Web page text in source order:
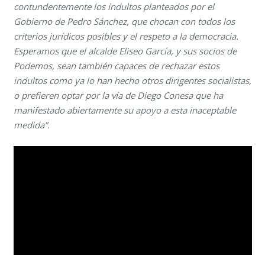
contundentemente los indultos planteados por el
Gobierno de Pedro Sánchez, que chocan con todos los
criterios jurídicos posibles y el respeto a la democracia.
Esperamos que el alcalde Eliseo García, y sus socios de
Podemos, sean también capaces de rechazar estos
indultos como ya lo han hecho otros dirigentes socialistas,
o prefieren optar por la vía de Diego Conesa que ha
manifestado abiertamente su apoyo a esta inaceptable
medida”.